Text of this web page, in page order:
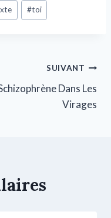
#toi
SUIVANT
Dans Les
Virages